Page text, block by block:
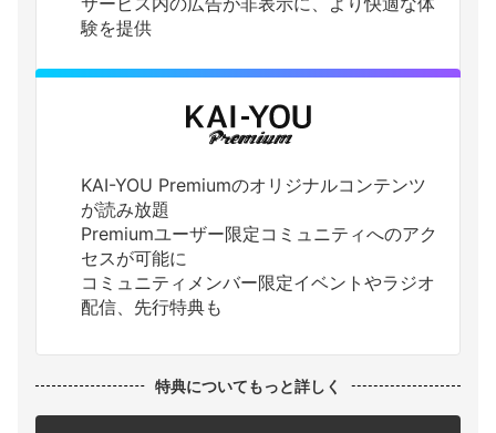
験を提供
KAI-YOU Premiumのオリジナルコンテンツ
が読み放題
Premiumユーザー限定コミュニティへのアク
セスが可能に
コミュニティメンバー限定イベントやラジオ
配信、先行特典も
特典についてもっと詳しく